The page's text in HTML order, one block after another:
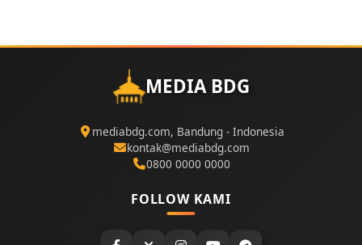
MEDIA BDG
mediabdg.com, Bandung - Indonesia
kontak@mediabdg.com
0800 0000 0000
FOLLOW KAMI